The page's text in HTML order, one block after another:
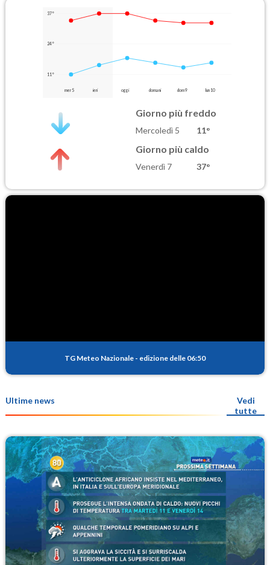
37°
24°
11°
mer 5 ieri oggi domani dom 9 lun 10
Giorno più freddo
Mercoledì 5 11°
Giorno più caldo
Venerdì 7 37°
TG Meteo Nazionale - edizione delle 06:50
Ultime news
Vedi
tutte